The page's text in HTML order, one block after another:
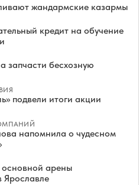
жандармские казармы
кредит на обучение
запчасти бесхозную
подвели итоги акции
напомнила о чудесном
арены
Ярославле